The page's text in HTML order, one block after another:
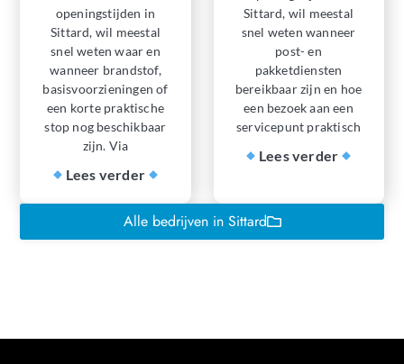
openingstijden in
Sittard, wil meestal
snel weten waar en
wanneer brandstof,
basisvoorzieningen of
een korte praktische
stop nog beschikbaar
zijn. Via
Lees verder
Sittard, wil meestal
snel weten wanneer
post- en
pakketdiensten
bereikbaar zijn en hoe
een bezoek aan een
servicepunt praktisch
Lees verder
Alle bedrijven in Sittard